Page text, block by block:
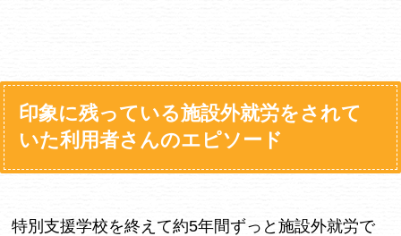
印象に残っている施設外就労をされて
いた利用者さんのエピソード
特別支援学校を終えて約5年間ずっと施設外就労で